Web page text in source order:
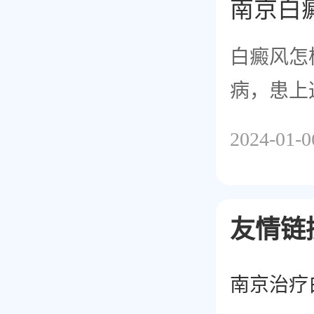
南京白
白癜风
病，患
2024-01-
友情链